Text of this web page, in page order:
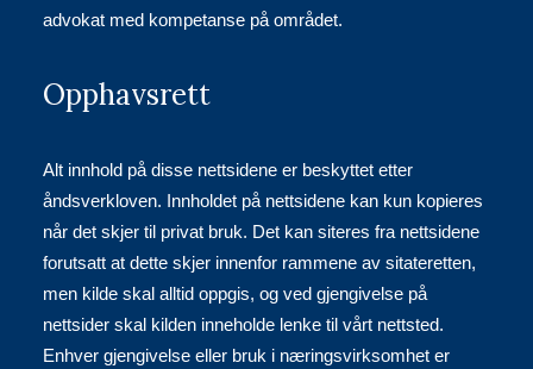
advokat med kompetanse på området.
Opphavsrett
Alt innhold på disse nettsidene er beskyttet etter
åndsverkloven. Innholdet på nettsidene kan kun kopieres
når det skjer til privat bruk. Det kan siteres fra nettsidene
forutsatt at dette skjer innenfor rammene av sitateretten,
men kilde skal alltid oppgis, og ved gjengivelse på
nettsider skal kilden inneholde lenke til vårt nettsted.
Enhver gjengivelse eller bruk i næringsvirksomhet er